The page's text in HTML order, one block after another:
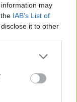
may
IAB’s List of
it to other
or more Google
You may click to
party tags to
in below Google